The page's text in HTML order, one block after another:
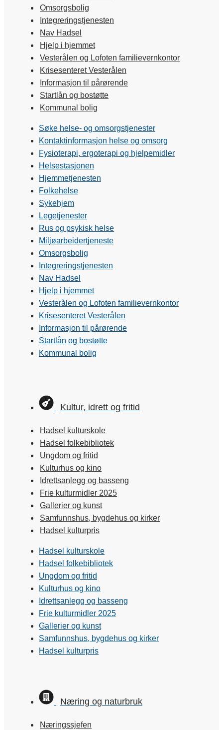
Omsorgsbolig
Integreringstjenesten
Nav Hadsel
Hjelp i hjemmet
Vesterålen og Lofoten familievernkontor
Krisesenteret Vesterålen
Informasjon til pårørende
Startlån og bostøtte
Kommunal bolig
Søke helse- og omsorgstjenester
Kontaktinformasjon helse og omsorg
Fysioterapi, ergoterapi og hjelpemidler
Helsestasjonen
Hjemmetjenesten
Folkehelse
Sykehjem
Legetjenester
Rus og psykisk helse
Miljøarbeidertjeneste
Omsorgsbolig
Integreringstjenesten
Nav Hadsel
Hjelp i hjemmet
Vesterålen og Lofoten familievernkontor
Krisesenteret Vesterålen
Informasjon til pårørende
Startlån og bostøtte
Kommunal bolig
Kultur, idrett og fritid
Hadsel kulturskole
Hadsel folkebibliotek
Ungdom og fritid
Kulturhus og kino
Idrettsanlegg og basseng
Frie kulturmidler 2025
Gallerier og kunst
Samfunnshus, bygdehus og kirker
Hadsel kulturpris
Hadsel kulturskole
Hadsel folkebibliotek
Ungdom og fritid
Kulturhus og kino
Idrettsanlegg og basseng
Frie kulturmidler 2025
Gallerier og kunst
Samfunnshus, bygdehus og kirker
Hadsel kulturpris
Næring og naturbruk
Næringssjefen